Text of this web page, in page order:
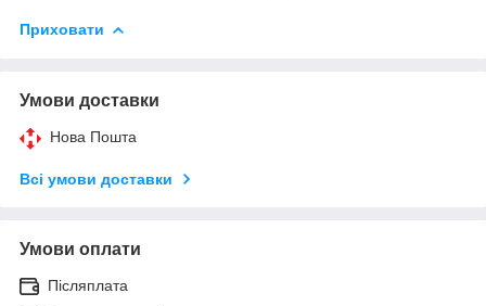
Приховати
Умови доставки
Нова Пошта
Всі умови доставки
Умови оплати
Післяплата